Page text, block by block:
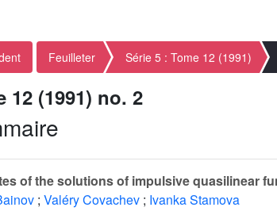
Feuilleter Série 5 : Tome 12 (1991)
12 (1991) no. 2
of the solutions of impulsive quasilinear
; Valéry Covachev ; Ivanka Stamova